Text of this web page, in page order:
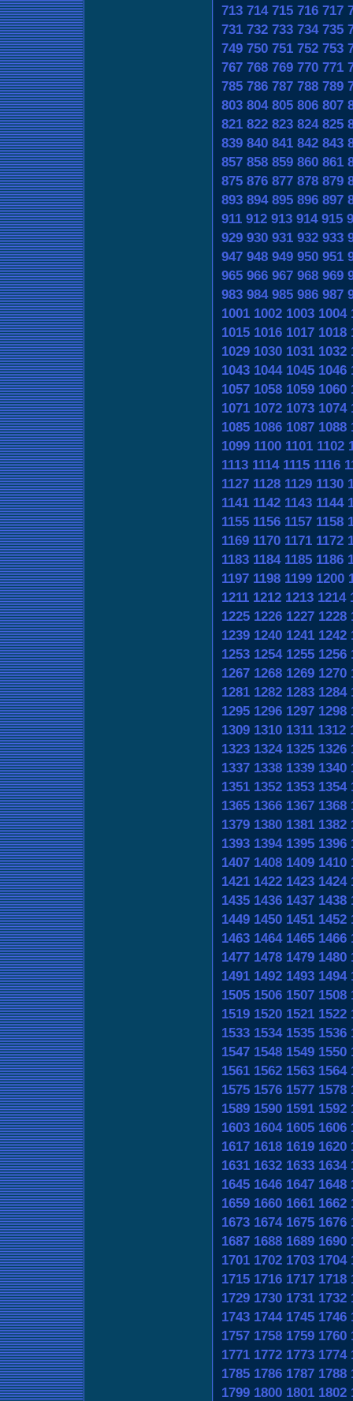
713 714 715 716 717
731 732 733 734 735
749 750 751 752 753
767 768 769 770 771
785 786 787 788 789
803 804 805 806 807
821 822 823 824 825
839 840 841 842 843
857 858 859 860 861
875 876 877 878 879
893 894 895 896 897
911 912 913 914 915
929 930 931 932 933
947 948 949 950 951
965 966 967 968 969
983 984 985 986 987
1001 1002 1003 1004
1015 1016 1017 1018
1029 1030 1031 1032
1043 1044 1045 1046
1057 1058 1059 1060
1071 1072 1073 1074
1085 1086 1087 1088
1099 1100 1101 1102
1113 1114 1115 1116
1127 1128 1129 1130
1141 1142 1143 1144
1155 1156 1157 1158
1169 1170 1171 1172
1183 1184 1185 1186
1197 1198 1199 1200
1211 1212 1213 1214
1225 1226 1227 1228
1239 1240 1241 1242
1253 1254 1255 1256
1267 1268 1269 1270
1281 1282 1283 1284
1295 1296 1297 1298
1309 1310 1311 1312
1323 1324 1325 1326
1337 1338 1339 1340
1351 1352 1353 1354
1365 1366 1367 1368
1379 1380 1381 1382
1393 1394 1395 1396
1407 1408 1409 1410
1421 1422 1423 1424
1435 1436 1437 1438
1449 1450 1451 1452
1463 1464 1465 1466
1477 1478 1479 1480
1491 1492 1493 1494
1505 1506 1507 1508
1519 1520 1521 1522
1533 1534 1535 1536
1547 1548 1549 1550
1561 1562 1563 1564
1575 1576 1577 1578
1589 1590 1591 1592
1603 1604 1605 1606
1617 1618 1619 1620
1631 1632 1633 1634
1645 1646 1647 1648
1659 1660 1661 1662
1673 1674 1675 1676
1687 1688 1689 1690
1701 1702 1703 1704
1715 1716 1717 1718
1729 1730 1731 1732
1743 1744 1745 1746
1757 1758 1759 1760
1771 1772 1773 1774
1785 1786 1787 1788
1799 1800 1801 1802